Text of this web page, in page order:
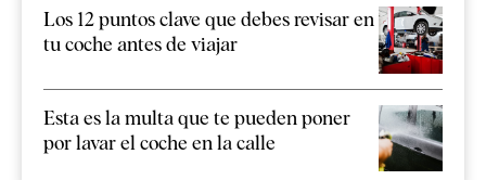
Los 12 puntos clave que debes revisar en
tu coche antes de viajar
Esta es la multa que te pueden poner
por lavar el coche en la calle